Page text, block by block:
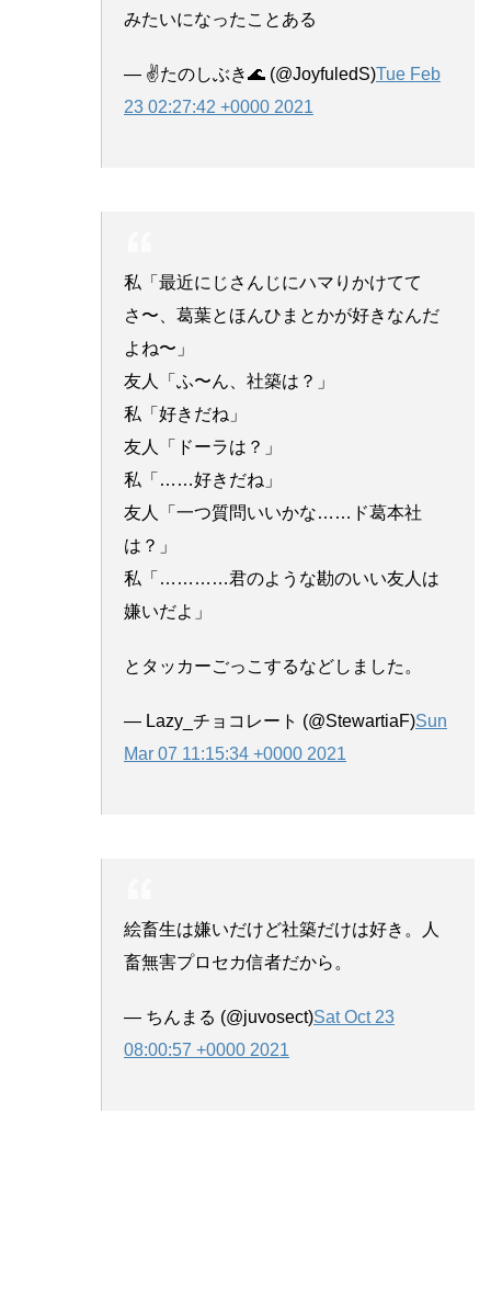
みたいになったことある
— ✌️たのしぶき🌊 (@JoyfuledS)Tue Feb
23 02:27:42 +0000 2021
私「最近にじさんじにハマりかけてて
さ〜、葛葉とほんひまとかが好きなんだ
よね〜」
友人「ふ〜ん、社築は？」
私「好きだね」
友人「ドーラは？」
私「……好きだね」
友人「一つ質問いいかな……ド葛本社
は？」
私「…………君のような勘のいい友人は
嫌いだよ」
とタッカーごっこするなどしました。
— Lazy_チョコレート (@StewartiaF)Sun
Mar 07 11:15:34 +0000 2021
絵畜生は嫌いだけど社築だけは好き。人
畜無害プロセカ信者だから。
— ちんまる (@juvosect)Sat Oct 23
08:00:57 +0000 2021